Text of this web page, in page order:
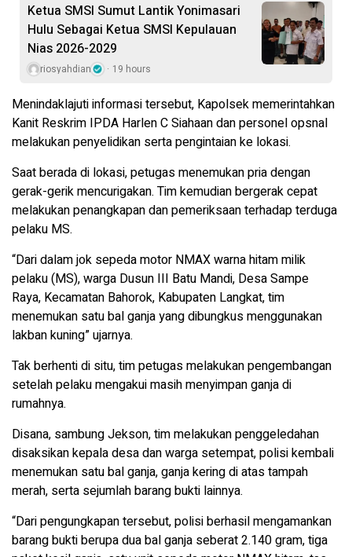
Ketua SMSI Sumut Lantik Yonimasari
Hulu Sebagai Ketua SMSI Kepulauan
Nias 2026-2029
riosyahdian 19 hours
Menindaklajuti informasi tersebut, Kapolsek memerintahkan
Kanit Reskrim IPDA Harlen C Siahaan dan personel opsnal
melakukan penyelidikan serta pengintaian ke lokasi.
Saat berada di lokasi, petugas menemukan pria dengan
gerak-gerik mencurigakan. Tim kemudian bergerak cepat
melakukan penangkapan dan pemeriksaan terhadap terduga
pelaku MS.
“Dari dalam jok sepeda motor NMAX warna hitam milik
pelaku (MS), warga Dusun III Batu Mandi, Desa Sampe
Raya, Kecamatan Bahorok, Kabupaten Langkat, tim
menemukan satu bal ganja yang dibungkus menggunakan
lakban kuning” ujarnya.
Tak berhenti di situ, tim petugas melakukan pengembangan
setelah pelaku mengakui masih menyimpan ganja di
rumahnya.
Disana, sambung Jekson, tim melakukan penggeledahan
disaksikan kepala desa dan warga setempat, polisi kembali
menemukan satu bal ganja, ganja kering di atas tampah
merah, serta sejumlah barang bukti lainnya.
“Dari pengungkapan tersebut, polisi berhasil mengamankan
barang bukti berupa dua bal ganja seberat 2.140 gram, tiga